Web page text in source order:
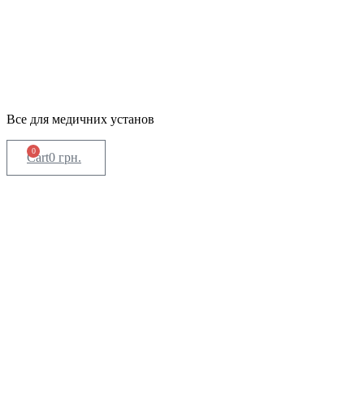
Все для медичних установ
0 грн.
0
Cart